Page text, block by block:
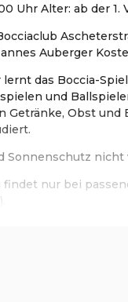
Uhr Alter: ab der 1.
Auberger
das Boccia-
und
Getränke, Obst und
Sonnenschutz nicht
findet nur bei